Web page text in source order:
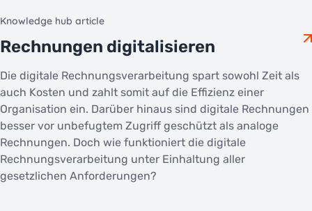
Knowledge hub article
Rechnungen digitalisieren
Die digitale Rechnungsverarbeitung spart sowohl Zeit als
auch Kosten und zahlt somit auf die Effizienz einer
Organisation ein. Darüber hinaus sind digitale Rechnungen
besser vor unbefugtem Zugriff geschützt als analoge
Rechnungen. Doch wie funktioniert die digitale
Rechnungsverarbeitung unter Einhaltung aller
gesetzlichen Anforderungen?